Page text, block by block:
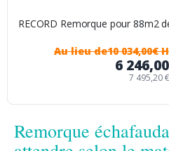
RECORD Remorque pour 88m2
Au lieu de10 034,00€
6
7 495,20 €
Remorque